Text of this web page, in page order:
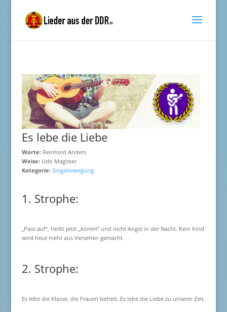
Es lebe die Liebe
Worte:Reinhold Anders
Weise:Udo Magister
Kategorie: Singebewegung
1. Strophe:
„Pass auf“, heißt jetzt „komm“ und nicht Angst in der Nacht. Kein Kind
wird heut mehr aus Versehen gemacht.
2. Strophe:
Es lebe die Klasse, die Frauen befreit. Es lebe die Liebe zu unserer Zeit.